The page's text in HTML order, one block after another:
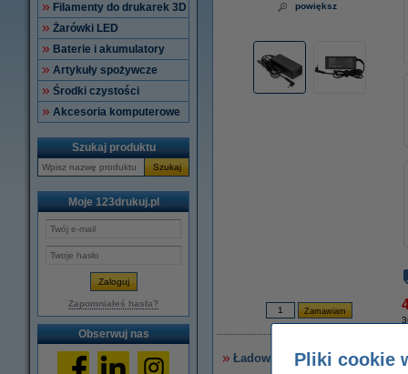
Filamenty do drukarek 3D
Żarówki LED
Baterie i akumulatory
Artykuły spożywcze
Środki czystości
Akcesoria komputerowe
Szukaj produktu
Szukaj
Moje 123drukuj.pl
Zapomniałeś hasła?
Obserwuj nas
powiększ
Ładowarka do laptopa Asus
Pliki cookie